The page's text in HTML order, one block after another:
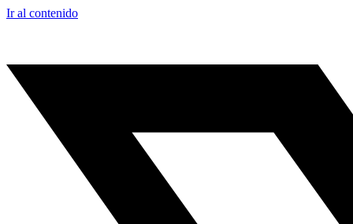
Ir al contenido